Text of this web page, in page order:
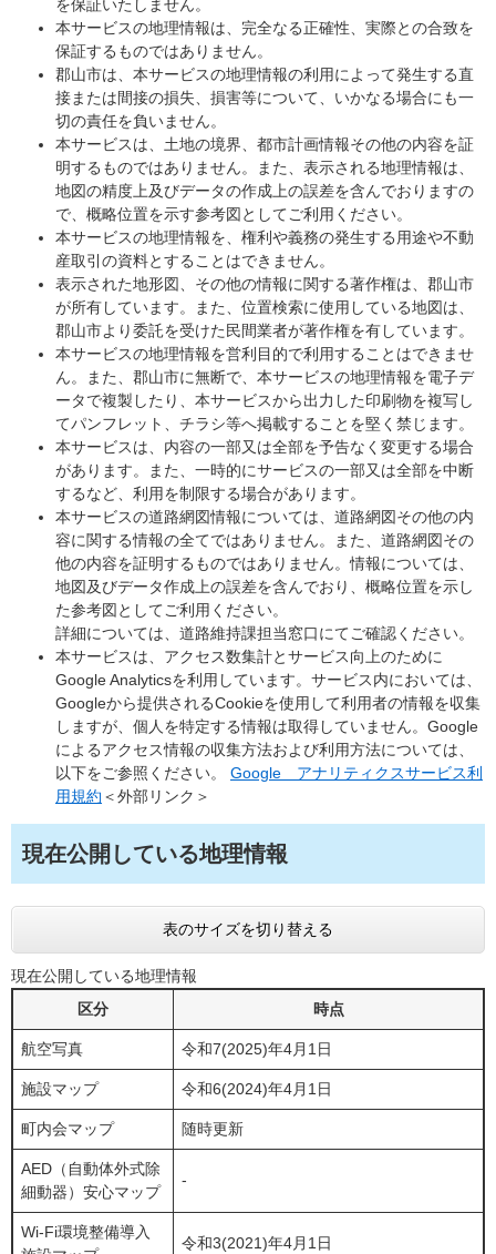
を保証いたしません。
本サービスの地理情報は、完全なる正確性、実際との合致を
保証するものではありません。
郡山市は、本サービスの地理情報の利用によって発生する直
接または間接の損失、損害等について、いかなる場合にも一
切の責任を負いません。
本サービスは、土地の境界、都市計画情報その他の内容を証
明するものではありません。また、表示される地理情報は、
地図の精度上及びデータの作成上の誤差を含んでおりますの
で、概略位置を示す参考図としてご利用ください。
本サービスの地理情報を、権利や義務の発生する用途や不動
産取引の資料とすることはできません。
表示された地形図、その他の情報に関する著作権は、郡山市
が所有しています。また、位置検索に使用している地図は、
郡山市より委託を受けた民間業者が著作権を有しています。
本サービスの地理情報を営利目的で利用することはできませ
ん。また、郡山市に無断で、本サービスの地理情報を電子デ
ータで複製したり、本サービスから出力した印刷物を複写し
てパンフレット、チラシ等へ掲載することを堅く禁じます。
本サービスは、内容の一部又は全部を予告なく変更する場合
があります。また、一時的にサービスの一部又は全部を中断
するなど、利用を制限する場合があります。
本サービスの道路網図情報については、道路網図その他の内
容に関する情報の全てではありません。また、道路網図その
他の内容を証明するものではありません。情報については、
地図及びデータ作成上の誤差を含んでおり、概略位置を示し
た参考図としてご利用ください。
詳細については、道路維持課担当窓口にてご確認ください。
本サービスは、アクセス数集計とサービス向上のために
Google Analyticsを利用しています。サービス内においては、
Googleから提供されるCookieを使用して利用者の情報を収集
しますが、個人を特定する情報は取得していません。Google
によるアクセス情報の収集方法および利用方法については、
以下をご参照ください。 Google アナリティクスサービス利
用規約 ＜外部リンク＞
現在公開している地理情報
表のサイズを切り替える
現在公開している地理情報
区分
時点
航空写真 令和7(2025)年4月1日
施設マップ 令和6(2024)年4月1日
町内会マップ 随時更新
AED（自動体外式除
細動器）安心マップ
-
Wi-Fi環境整備導入
令和3(2021)年4月1日